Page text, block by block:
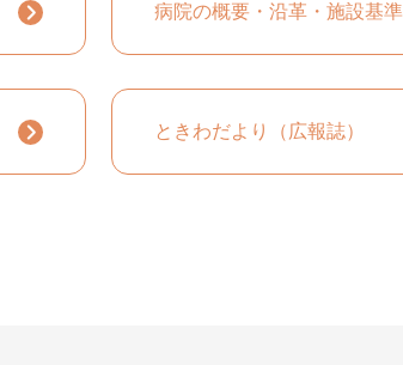
病院の概要・沿革・施設基準
ときわだより（広報誌）